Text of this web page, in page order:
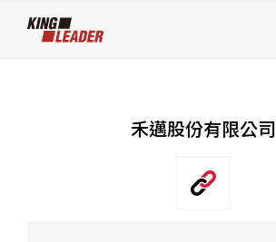
禾邁股份有限公司